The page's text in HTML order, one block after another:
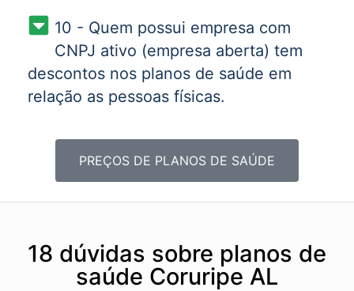
10 - Quem possui empresa com
CNPJ ativo (empresa aberta) tem
descontos nos planos de saúde em
relação as pessoas físicas.
PREÇOS DE PLANOS DE SAÚDE
18 dúvidas sobre planos de
saúde Coruripe AL